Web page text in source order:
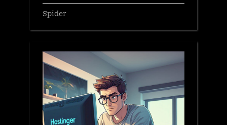
Spider